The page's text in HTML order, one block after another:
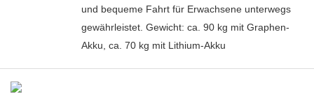
und bequeme Fahrt für Erwachsene unterwegs
gewährleistet. Gewicht: ca. 90 kg mit Graphen-
Akku, ca. 70 kg mit Lithium-Akku